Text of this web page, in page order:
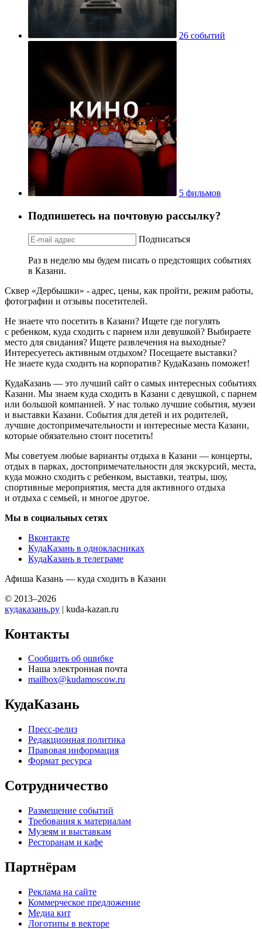
26 событий
5 фильмов
Подпишетесь на почтовую рассылку?
Подписаться
Раз в неделю мы будем писать о предстоящих событиях
в Казани.
Сквер «Дербышки» - адрес, цены, как пройти, режим работы,
фотографии и отзывы посетителей.
Не знаете что посетить в Казани? Ищете где погулять
с ребенком, куда сходить с парнем или девушкой? Выбираете
место для свидания? Ищете развлечения на выходные?
Интересуетесь активным отдыхом? Посещаете выставки?
Не знаете куда сходить на корпоратив? КудаКазань поможет!
КудаКазань — это лучший сайт о самых интересных событиях
Казани. Мы знаем куда сходить в Казани с девушкой, с парнем
или большой компанией. У нас только лучшие события, музеи
и выставки Казани. События для детей и их родителей,
лучшие достопримечательности и интересные места Казани,
которые обязательно стоит посетить!
Мы советуем любые варианты отдыха в Казани — концерты,
отдых в парках, достопримечательности для экскурсий, места,
куда можно сходить с ребенком, выставки, театры, шоу,
спортивные мероприятия, места для активного отдыха
и отдыха с семьей, и многое другое.
Мы в социальных сетях
Вконтакте
КудаКазань в однокласниках
КудаКазань в телеграме
Афиша Казань — куда сходить в Казани
© 2013–2026
кудаказань.ру | kuda-kazan.ru
Контакты
Сообщить об ошибке
Наша электронная почта
mailbox@kudamoscow.ru
КудаКазань
Пресс-релиз
Редакционная политика
Правовая информация
Формат ресурса
Сотрудничество
Размещение событий
Требования к материалам
Музеям и выставкам
Ресторанам и кафе
Партнёрам
Реклама на сайте
Коммерческое предложение
Медиа кит
Логотипы в векторе